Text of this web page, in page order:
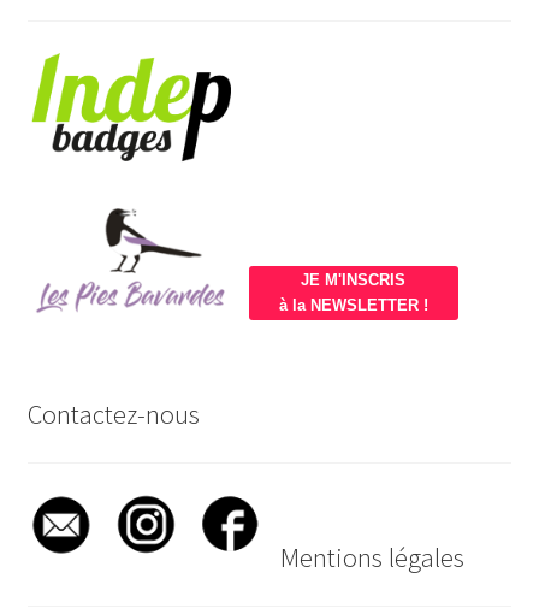
JE M'INSCRIS
à la NEWSLETTER !
Contactez-nous
Mentions légales